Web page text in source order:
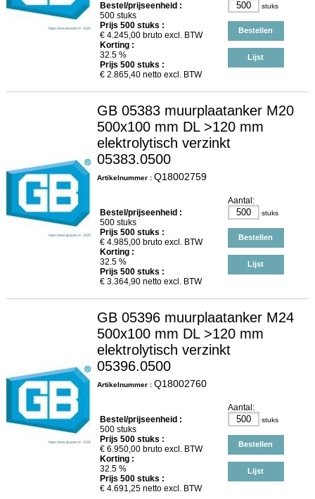
Bestel/prijseenheid :
500 stuks
Prijs 500stuks :
€ 4.245,00bruto excl. BTW
Korting :
32.5 %
Prijs 500stuks :
€ 2.865,40netto excl. BTW
stuks
Bestellen
Lijst
GB 05383 muurplaatanker M20
500x100 mm DL >120 mm
elektrolytisch verzinkt
05383.0500
Artikelnummer : Q18002759
Bestel/prijseenheid :
500 stuks
Prijs 500stuks :
€ 4.985,00bruto excl. BTW
Korting :
32.5 %
Prijs 500stuks :
€ 3.364,90netto excl. BTW
Aantal:
stuks
Bestellen
Lijst
GB 05396 muurplaatanker M24
500x100 mm DL >120 mm
elektrolytisch verzinkt
05396.0500
Artikelnummer : Q18002760
Bestel/prijseenheid :
500 stuks
Prijs 500stuks :
€ 6.950,00bruto excl. BTW
Korting :
32.5 %
Prijs 500stuks :
€ 4.691,25netto excl. BTW
Aantal:
stuks
Bestellen
Lijst